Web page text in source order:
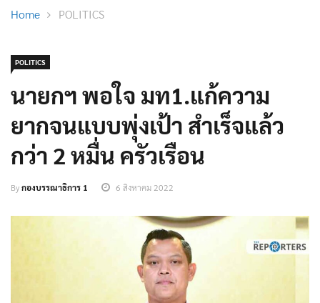
Home POLITICS
POLITICS
นายกฯ พอใจ มท1.แก้ความ
ยากจนแบบพุ่งเป้า สำเร็จแล้ว
กว่า 2 หมื่น ครัวเรือน
Byกองบรรณาธิการ 1 6 สิงหาคม 2022